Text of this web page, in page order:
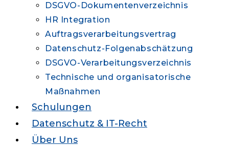
DSGVO-Dokumentenverzeichnis
HR Integration
Auftragsverarbeitungsvertrag
Datenschutz-Folgenabschätzung
DSGVO-Verarbeitungsverzeichnis
Technische und organisatorische
Maßnahmen
Schulungen
Datenschutz & IT-Recht
Über Uns